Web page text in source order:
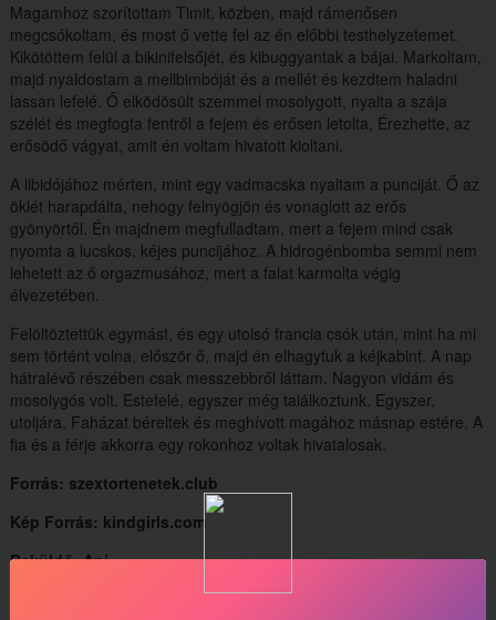
Magamhoz szorítottam Timit, közben, majd rámenősen
megcsókoltam, és most ő vette fel az én előbbi testhelyzetemet.
Kikötöttem felül a bikinifelsőjét, és kibuggyantak a bájai. Markoltam,
majd nyaldostam a mellbimbóját és a mellét és kezdtem haladni
lassan lefelé. Ő elködösült szemmel mosolygott, nyalta a szája
szélét és megfogta fentről a fejem és erősen letolta, Érezhette, az
erősödő vágyat, amit én voltam hivatott kioltani.
A libidójához mérten, mint egy vadmacska nyaltam a punciját. Ő az
öklét harapdálta, nehogy felnyögjön és vonaglott az erős
gyönyörtől. Én majdnem megfulladtam, mert a fejem mind csak
nyomta a lucskos, kéjes puncijához. A hidrogénbomba semmi nem
lehetett az ő orgazmusához, mert a falat karmolta végig
élvezetében.
Felöltöztettük egymást, és egy utolsó francia csók után, mint ha mi
sem történt volna, először ő, majd én elhagytuk a kéjkabint. A nap
hátralévő részében csak messzebbről láttam. Nagyon vidám és
mosolygós volt. Estefelé, egyszer még találkoztunk. Egyszer,
utoljára. Faházat béreltek és meghívott magához másnap estére. A
fia és a férje akkorra egy rokonhoz voltak hivatalosak.
Forrás: szextortenetek.club
Kép Forrás: kindgirls.com
Beküldő: Ani